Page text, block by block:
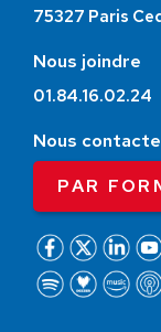
75327 Paris
Nous joindre
01.84.16.02.24
Nous
PAR